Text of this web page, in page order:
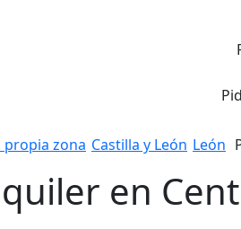
zona Castilla y León León
en